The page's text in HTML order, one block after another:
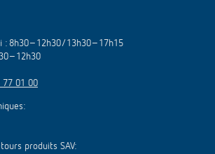
: 8h30–12h30/13h30–17h15
01 00
produits SAV: